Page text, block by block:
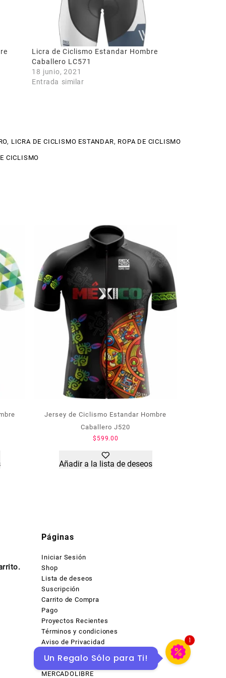
Licra de Ciclismo Estandar Hombre
Caballero LC571
18 junio, 2021
Entrada similar
, LICRA DE CICLISMO ESTANDAR, ROPA DE CICLISMO
CICLISMO
Jersey de Ciclismo Estandar Hombre
Caballero J520
$ 599.00
Añadir a la lista de deseos
Páginas
Iniciar Sesión
Shop
Lista de deseos
Suscripción
Carrito de Compra
Pago
Proyectos Recientes
Términos y condiciones
Aviso de Privacidad
Productos en descuentos en
MERCADOLIBRE
Un Regalo Sólo para Ti!
1